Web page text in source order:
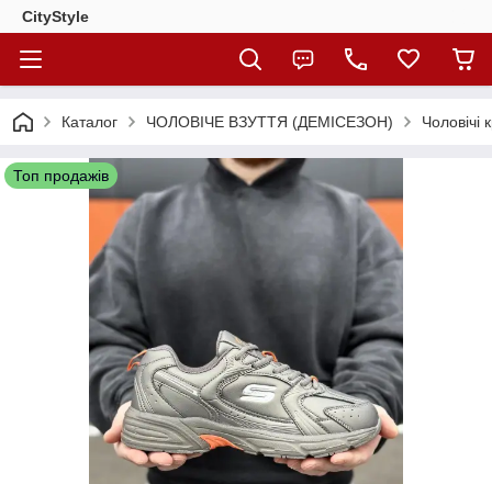
CityStylе
Каталог ЧОЛОВІЧЕ ВЗУТТЯ (ДЕМІСЕЗОН) Чоловічі
Топ продажів